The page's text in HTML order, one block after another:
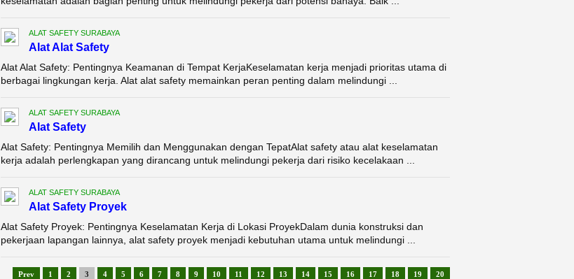
ALAT SAFETY SURABAYA
Alat Alat Safety
Alat Alat Safety: Pentingnya Keamanan di Tempat KerjaKeselamatan kerja menjadi prioritas utama di
berbagai lingkungan kerja. Alat alat safety memainkan peran penting dalam melindungi ...
ALAT SAFETY SURABAYA
Alat Safety
Alat Safety: Pentingnya Memilih dan Menggunakan dengan TepatAlat safety atau alat keselamatan
kerja adalah perlengkapan yang dirancang untuk melindungi pekerja dari risiko kecelakaan ...
ALAT SAFETY SURABAYA
Alat Safety Proyek
Alat Safety Proyek: Pentingnya Keselamatan Kerja di Lokasi ProyekDalam dunia konstruksi dan
pekerjaan lapangan lainnya, alat safety proyek menjadi kebutuhan utama untuk melindungi ...
Prev 1 2 3 4 5 6 7 8 9 10 11 12 13 14 15 16 17 18 19
20